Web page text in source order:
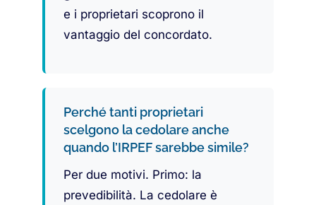
e i proprietari scoprono il
vantaggio del concordato.
Perché tanti proprietari
scelgono la cedolare anche
quando l’IRPEF sarebbe simile?
Per due motivi. Primo: la
prevedibilità. La cedolare è